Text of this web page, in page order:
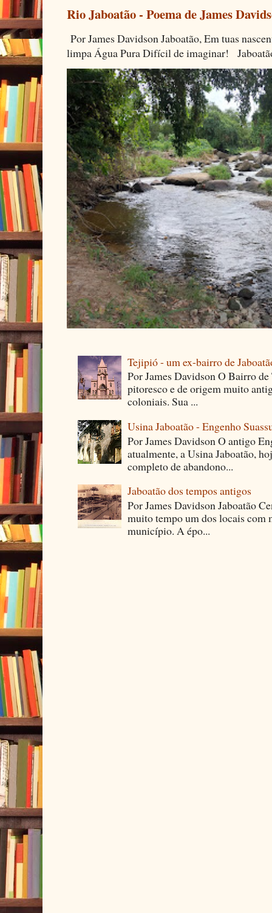
Rio Jaboatão - Poema de James
Por James Davidson Jaboatão, Em tuas
limpa Água Pura Difícil de imaginar!
Tejipió - um ex-bairro de
Por James Davidson O Bairro
pitoresco e de origem muito
coloniais. Sua ...
Usina Jaboatão - Engenho
Por James Davidson O antigo
atualmente, a Usina Jaboatão,
completo de abandono...
Jaboatão dos tempos antigos
Por James Davidson Jaboatão
muito tempo um dos locais com
município. A épo...